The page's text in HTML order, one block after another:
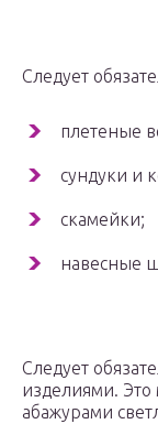
Следует
плетеные
сундуки и
скамейки;
навесные
Следует
изделиями. Это
абажурами